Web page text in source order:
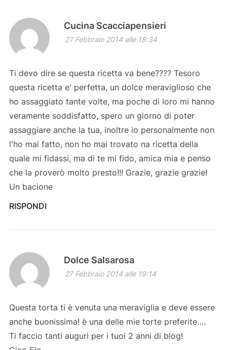
Cucina Scacciapensieri
27 Febbraio 2014 alle 18:34
Ti devo dire se questa ricetta va bene???? Tesoro
questa ricetta e' perfetta, un dolce meraviglioso che
ho assaggiato tante volte, ma poche di loro mi hanno
veramente soddisfatto, spero un giorno di poter
assaggiare anche la tua, inoltre io personalmente non
l'ho mai fatto, non ho mai trovato na ricetta della
quale mi fidassi, ma di te mi fido, amica mia e penso
che la proverò molto presto!!! Grazie, grazie grazie!
Un bacione
RISPONDI
Dolce Salsarosa
27 Febbraio 2014 alle 19:14
Questa torta ti è venuta una meraviglia e deve essere
anche buonissima! è una delle mie torte preferite….
Ti faccio tanti auguri per i tuoi 2 anni di blog!